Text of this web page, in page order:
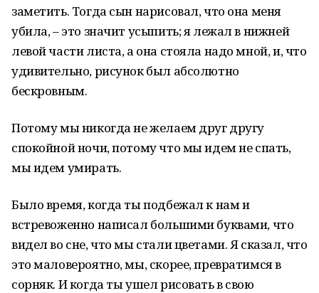
заметить. Тогда сын нарисовал, что она меня
убила, – это значит усыпить; я лежал в нижней
левой части листа, а она стояла надо мной, и, что
удивительно, рисунок был абсолютно
бескровным.
Потому мы никогда не желаем друг другу
спокойной ночи, потому что мы идем не спать,
мы идем умирать.
Было время, когда ты подбежал к нам и
встревоженно написал большими буквами, что
видел во сне, что мы стали цветами. Я сказал, что
это маловероятно, мы, скорее, превратимся в
сорняк. И когда ты ушел рисовать в свою